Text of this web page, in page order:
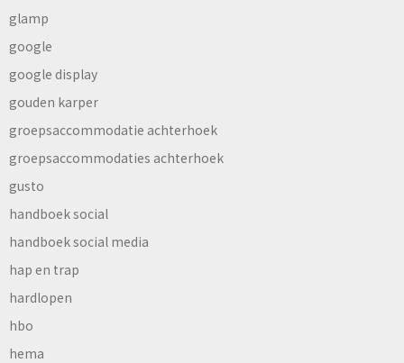
glamp
google
google display
gouden karper
groepsaccommodatie achterhoek
groepsaccommodaties achterhoek
gusto
handboek social
handboek social media
hap en trap
hardlopen
hbo
hema